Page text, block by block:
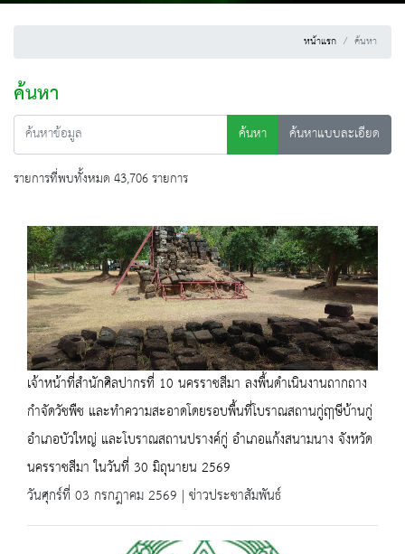
หน้าแรก ค้นหา
ค้นหา
ค้นหา
ค้นหาแบบละเอียด
รายการที่พบทั้งหมด 43,706 รายการ
เจ้าหน้าที่สำนักศิลปากรที่ 10 นครราชสีมา ลงพื้นดำเนินงานถากถาง
กำจัดวัชพืช และทำความสะอาดโดยรอบพื้นที่โบราณสถานกู่ฤาษีบ้านกู่
อำเภอบัวใหญ่ และโบราณสถานปรางค์กู่ อำเภอแก้งสนามนาง จังหวัด
นครราชสีมา ในวันที่ 30 มิถุนายน 2569
วันศุกร์ที่ 03 กรกฎาคม 2569 | ข่าวประชาสัมพันธ์